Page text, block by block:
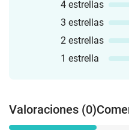
4 estrellas
3 estrellas
2 estrellas
1 estrella
Valoraciones (0)